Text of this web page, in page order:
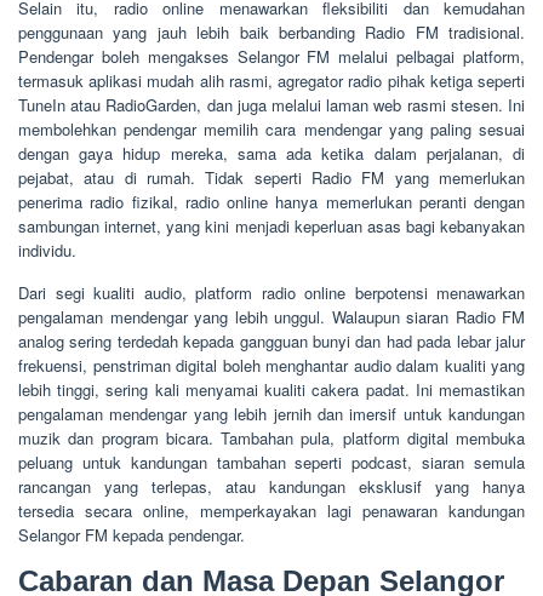
Selain itu, radio online menawarkan fleksibiliti dan kemudahan
penggunaan yang jauh lebih baik berbanding Radio FM tradisional.
Pendengar boleh mengakses Selangor FM melalui pelbagai platform,
termasuk aplikasi mudah alih rasmi, agregator radio pihak ketiga seperti
TuneIn atau RadioGarden, dan juga melalui laman web rasmi stesen. Ini
membolehkan pendengar memilih cara mendengar yang paling sesuai
dengan gaya hidup mereka, sama ada ketika dalam perjalanan, di
pejabat, atau di rumah. Tidak seperti Radio FM yang memerlukan
penerima radio fizikal, radio online hanya memerlukan peranti dengan
sambungan internet, yang kini menjadi keperluan asas bagi kebanyakan
individu.
Dari segi kualiti audio, platform radio online berpotensi menawarkan
pengalaman mendengar yang lebih unggul. Walaupun siaran Radio FM
analog sering terdedah kepada gangguan bunyi dan had pada lebar jalur
frekuensi, penstriman digital boleh menghantar audio dalam kualiti yang
lebih tinggi, sering kali menyamai kualiti cakera padat. Ini memastikan
pengalaman mendengar yang lebih jernih dan imersif untuk kandungan
muzik dan program bicara. Tambahan pula, platform digital membuka
peluang untuk kandungan tambahan seperti podcast, siaran semula
rancangan yang terlepas, atau kandungan eksklusif yang hanya
tersedia secara online, memperkayakan lagi penawaran kandungan
Selangor FM kepada pendengar.
Cabaran dan Masa Depan Selangor